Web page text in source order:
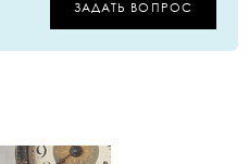
ЗАДАТЬ ВОПРОС